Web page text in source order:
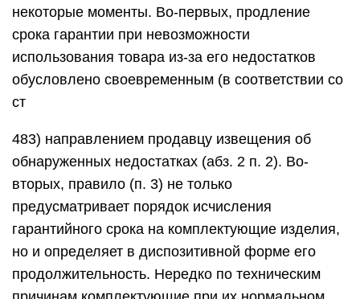
некоторые моменты. Во-первых, продление
срока гарантии при невозможности
использования товара из-за его недостатков
обусловлено своевременным (в соответствии со
ст
483) направлением продавцу извещения об
обнаруженных недостатках (абз. 2 п. 2). Во-
вторых, правило (п. 3) не только
предусматривает порядок исчисления
гарантийного срока на комплектующие изделия,
но и определяет в диспозитивной форме его
продолжительность. Нередко по техническим